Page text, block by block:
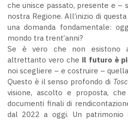
che unisce passato, presente e
nostra Regione. All’inizio di
una domanda fondamentale:
mondo tra trent’anni?
Se è vero che non esistono
altrettanto vero che il futuro è
noi scegliere – e costruire –
Questo è il senso profondo di
visione, ascolto e proposta,
documenti finali di
dal 2022 a oggi. Un